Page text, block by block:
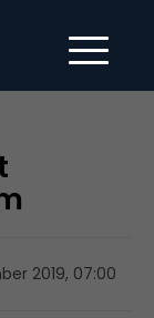
2019, 07:00